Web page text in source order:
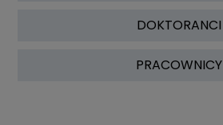
DOKTORANCI
PRACOWNICY